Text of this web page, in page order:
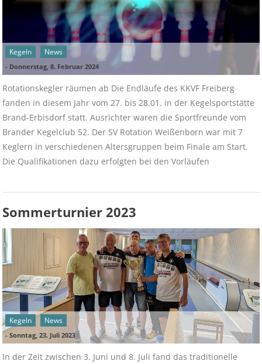
Kegeln News
- Donnerstag, 8. Februar 2024
Rotationskegler räumen ab Die Endläufe des KKVF Freiberg
fanden in diesem Jahr vom 27. bis 28.01. in der Kegelsportstätte
Brand-Erbisdorf statt. Ausrichter waren die Sportfreunde vom
Brander Kegelclub 52. Der SV Rotation Weißenborn war mit 7
Keglern in verschiedenen Altersgruppen beim Finale am Start.
Die Qualifikationen dazu erfolgten bei den Vorläufen
Sommerturnier 2023
Kegeln News
-Sonntag, 23. Juli 2023
In der Zeit zwischen 3. Juni und 8. Juli fand das traditionelle